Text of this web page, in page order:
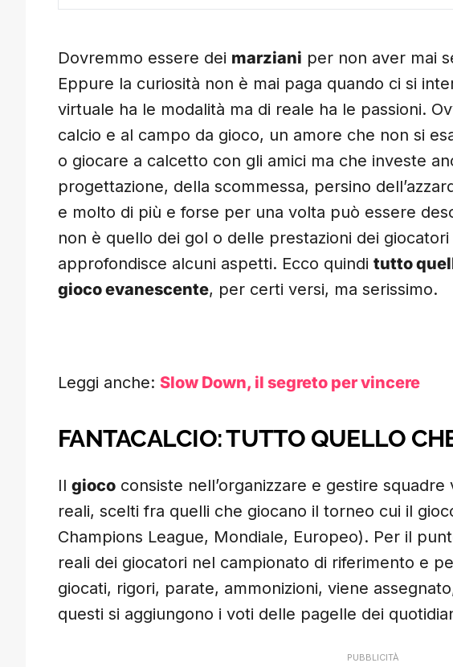
Dovremmo essere dei marziani per non aver mai
Eppure la curiosità non è mai paga quando ci si
virtuale ha le modalità ma di reale ha le passioni.
calcio e al campo da gioco, un amore che non si
o giocare a calcetto con gli amici ma che investe
progettazione, della scommessa, persino
e molto di più e forse per una volta può essere
non è quello dei gol o delle prestazioni dei
approfondisce alcuni aspetti. Ecco quindi tutto
gioco evanescente, per certi versi, ma serissimo.
Leggi anche: Slow Down, il segreto per vincere
FANTACALCIO: TUTTO QUELLO
Il gioco consiste nell’organizzare e gestire
reali, scelti fra quelli che giocano il torneo cui il
Champions League, Mondiale, Europeo). Per il
reali dei giocatori nel campionato di riferimento e
giocati, rigori, parate, ammonizioni, viene
questi si aggiungono i voti delle pagelle dei